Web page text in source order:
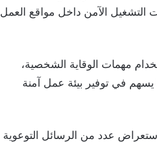
التشغيل الآمن داخل مواقع العمل
مهمات الوقاية الشخصية،
يسهم في توفير بيئة عمل آمنة
عدد من الرسائل التوعوية